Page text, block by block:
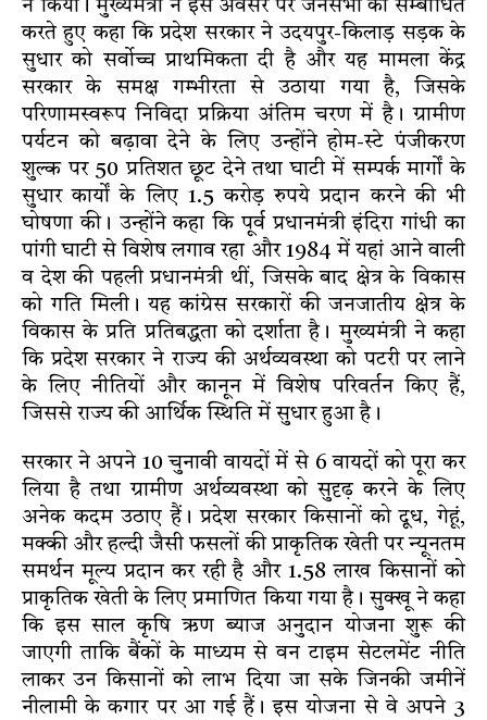
ने किया। मुख्यमंत्री ने इस अवसर पर जनसभा को सम्बोधित
करते हुए कहा कि प्रदेश सरकार ने उदयपुर-किलाड़ सड़क के
सुधार को सर्वोच्च प्राथमिकता दी है और यह मामला केंद्र
सरकार के समक्ष गम्भीरता से उठाया गया है, जिसके
परिणामस्वरूप निविदा प्रक्रिया अंतिम चरण में है। ग्रामीण
पर्यटन को बढ़ावा देने के लिए उन्होंने होम-स्टे पंजीकरण
शुल्क पर 50 प्रतिशत छूट देने तथा घाटी में सम्पर्क मार्गों के
सुधार कार्यों के लिए 1.5 करोड़ रुपये प्रदान करने की भी
घोषणा की। उन्होंने कहा कि पूर्व प्रधानमंत्री इंदिरा गांधी का
पांगी घाटी से विशेष लगाव रहा और 1984 में यहां आने वाली
व देश की पहली प्रधानमंत्री थीं, जिसके बाद क्षेत्र के विकास
को गति मिली। यह कांग्रेस सरकारों की जनजातीय क्षेत्र के
विकास के प्रति प्रतिबद्धता को दर्शाता है। मुख्यमंत्री ने कहा
कि प्रदेश सरकार ने राज्य की अर्थव्यवस्था को पटरी पर लाने
के लिए नीतियों और कानून में विशेष परिवर्तन किए हैं,
जिससे राज्य की आर्थिक स्थिति में सुधार हुआ है।
सरकार ने अपने 10 चुनावी वायदों में से 6 वायदों को पूरा कर
लिया है तथा ग्रामीण अर्थव्यवस्था को सुदृढ़ करने के लिए
अनेक कदम उठाए हैं। प्रदेश सरकार किसानों को दूध, गेहूं,
मक्की और हल्दी जैसी फसलों की प्राकृतिक खेती पर न्यूनतम
समर्थन मूल्य प्रदान कर रही है और 1.58 लाख किसानों को
प्राकृतिक खेती के लिए प्रमाणित किया गया है। सुक्खू ने कहा
कि इस साल कृषि ऋण ब्याज अनुदान योजना शुरू की
जाएगी ताकि बैंकों के माध्यम से वन टाइम सेटलमेंट नीति
लाकर उन किसानों को लाभ दिया जा सके जिनकी जमीनें
नीलामी के कगार पर आ गई हैं। इस योजना से वे अपने 3